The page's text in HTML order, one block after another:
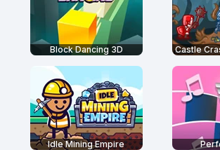
Block Dancing 3D
Idle Mining Empire